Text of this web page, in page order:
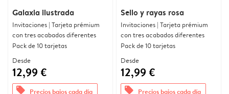
Galaxia ilustrada
Invitaciones | Tarjeta prémium
con tres acabados diferentes
Pack de 10 tarjetas
Desde
12,99 €
offers Precios bajos cada día
Sello y rayas rosa
Invitaciones | Tarjeta prémium
con tres acabados diferentes
Pack de 10 tarjetas
Desde
12,99 €
offers Precios bajos cada día